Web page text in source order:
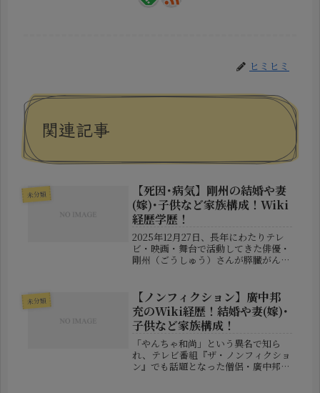
ヒミヒミ
関連記事
未分類
【死因･病気】剛州の結婚や妻
(嫁)･子供など家族構成！Wiki
経歴学歴！
2025年12月27日、長年にわたりテレ
ビ・映画・舞台で活動してきた俳優・
剛州（ごうしゅう）さんが膵臓がんの
年1月5日に訃報を公表したことで、こ
のニュースは多くのファンや芸...
未分類
【ノンフィクション】廣中邦
充のWiki経歴！結婚や妻(嫁)･
子供など家族構成！
「やんちゃ和尚」という異名で知ら
れ、テレビ番組『ザ・ノンフィクショ
ン』でも話題となった僧侶・廣中邦充